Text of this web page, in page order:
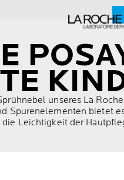
unseres La
Spurenelementen bietet
Leichtigkeit der